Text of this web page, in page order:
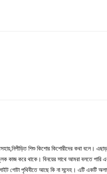
শিশু কিশোর কিশোরীদের কথা বলে।
কাজ করে থাকে। বিনয়ের সাথে আমরা বলতে পারি
গোটা পৃথিবীতে আছে কি না সন্দেহ। এটি একটি